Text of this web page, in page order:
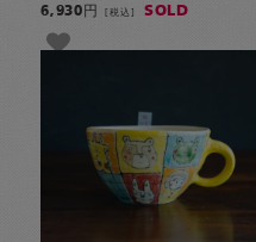
6,930円[税込] SOLD